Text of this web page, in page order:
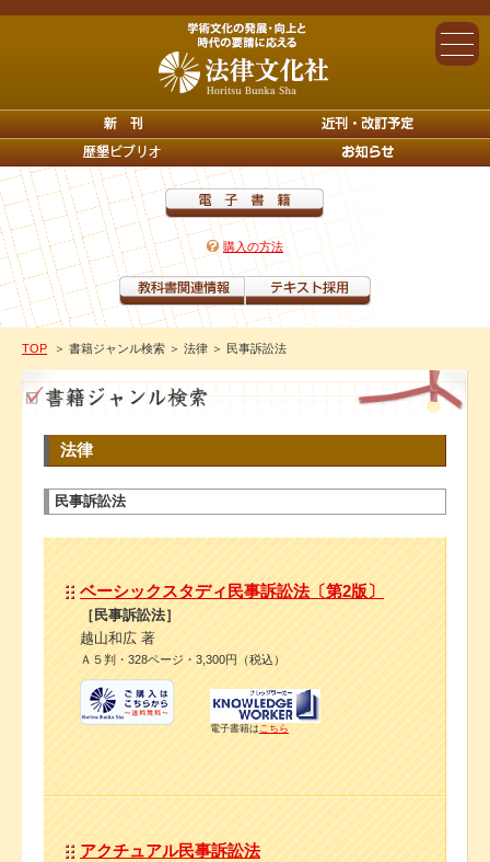
購入の方法
TOP ＞ 書籍ジャンル検索 ＞ 法律 ＞ 民事訴訟法
法律
民事訴訟法
ベーシックスタディ民事訴訟法〔第2版〕
［民事訴訟法］
越山和広 著
Ａ５判・328ページ・3,300円（税込）
電子書籍はこちら
アクチュアル民事訴訟法